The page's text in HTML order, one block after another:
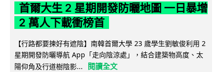
首爾大生 2 星期開發防曬地圖 一日暴增
2 萬人下載衝榜首
【行路都要揀好有遮陰】南韓首爾大學 23 歲學生劉敏俊利用 2
星期開發防曬導航 App「走向陰涼處」，結合建築物高度、太
陽仰角及行道樹陰影...
閱讀全文